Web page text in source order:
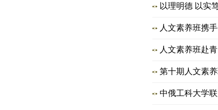
以理明德 以实
人文素养班携
人文素养班赴
第十期人文素
中俄工科大学